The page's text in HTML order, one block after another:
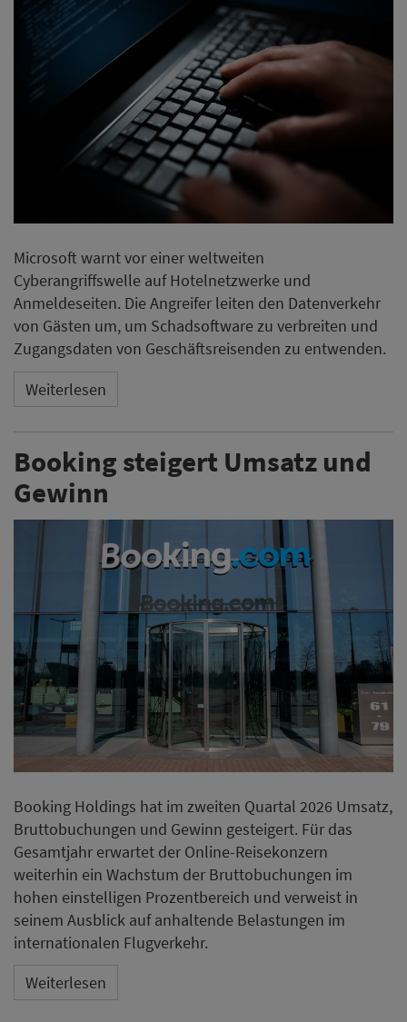
Microsoft warnt vor einer weltweiten
Cyberangriffswelle auf Hotelnetzwerke und
Anmeldeseiten. Die Angreifer leiten den Datenverkehr
von Gästen um, um Schadsoftware zu verbreiten und
Zugangsdaten von Geschäftsreisenden zu entwenden.
Weiterlesen
Booking steigert Umsatz und
Gewinn
Booking Holdings hat im zweiten Quartal 2026 Umsatz,
Bruttobuchungen und Gewinn gesteigert. Für das
Gesamtjahr erwartet der Online-Reisekonzern
weiterhin ein Wachstum der Bruttobuchungen im
hohen einstelligen Prozentbereich und verweist in
seinem Ausblick auf anhaltende Belastungen im
internationalen Flugverkehr.
Weiterlesen